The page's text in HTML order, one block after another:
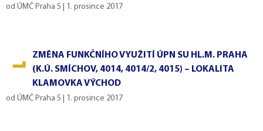
od ÚMČ Praha 5 1. prosince 2017
ZMĚNA FUNKČNÍHO VYUŽITÍ ÚPN SU HL.M. PRAHA
(K.Ú. SMÍCHOV, 4014, 4014/2, 4015) – LOKALITA
KLAMOVKA VÝCHOD
od ÚMČ Praha 5 1. prosince 2017